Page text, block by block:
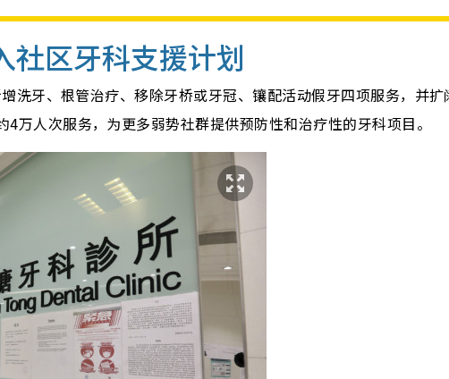
社区牙科支援计划
洗牙、根管治疗、移除牙桥或牙冠、镶配活动假牙四项服务，并扩
万人次服务，为更多弱势社群提供预防性和治疗性的牙科项目。